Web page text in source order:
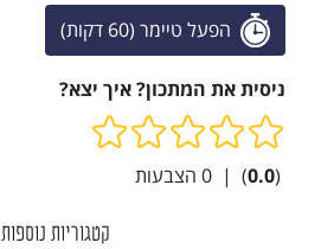
הפעל טיימר (60 דקות)
ניסית את המתכון? איך יצא?
(
0.0
)
|
0 הצבעות
קטגוריות נוספות